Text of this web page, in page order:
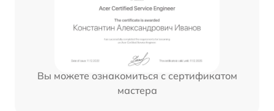
Вы можете ознакомиться с сертификатом
мастера